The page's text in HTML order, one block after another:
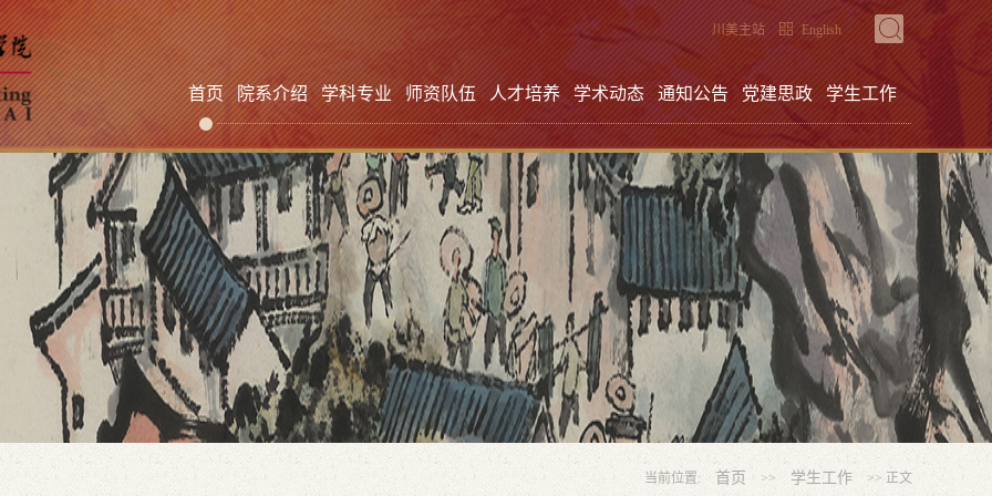
English
川美主站
首页 院系介绍 学科专业 师资队伍 人才培养 学术动态 通知公告 党建思政 学生工作
当前位置: 首页 >> 学生工作 >> 正文